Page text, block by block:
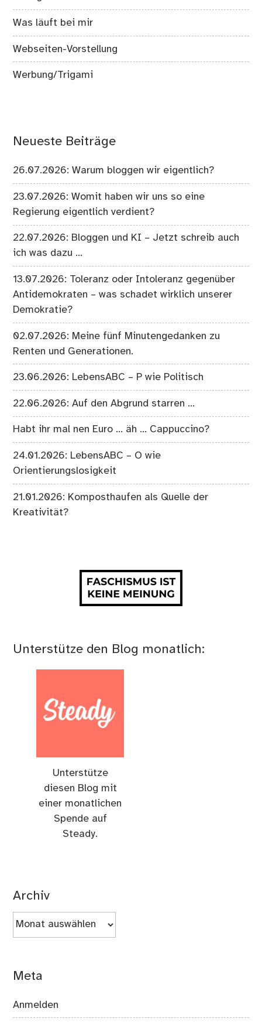
Was läuft bei mir
Webseiten-Vorstellung
Werbung/Trigami
Neueste Beiträge
26.07.2026: Warum bloggen wir eigentlich?
23.07.2026: Womit haben wir uns so eine
Regierung eigentlich verdient?
22.07.2026: Bloggen und KI – Jetzt schreib auch
ich was dazu …
13.07.2026: Toleranz oder Intoleranz gegenüber
Antidemokraten – was schadet wirklich unserer
Demokratie?
02.07.2026: Meine fünf Minutengedanken zu
Renten und Generationen.
23.06.2026: LebensABC – P wie Politisch
22.06.2026: Auf den Abgrund starren …
Habt ihr mal nen Euro … äh … Cappuccino?
24.01.2026: LebensABC – O wie
Orientierungslosigkeit
21.01.2026: Komposthaufen als Quelle der
Kreativität?
Unterstütze den Blog monatlich:
Unterstütze
diesen Blog mit
einer monatlichen
Spende auf
Steady.
Archiv
Archiv
Meta
Anmelden